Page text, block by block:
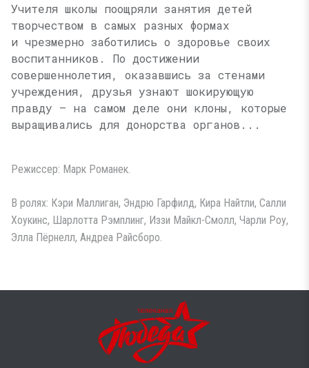
Учителя школы поощряли занятия детей
творчеством в самых разных формах
и чрезмерно заботились о здоровье своих
воспитанников. По достижении
совершеннолетия, оказавшись за стенами
учреждения, друзья узнают шокирующую
правду — на самом деле они клоны, которые
выращивались для донорства органов...
Режиссер: Марк Романек.
В ролях: Кэри Маллиган, Эндрю Гарфилд, Кира Найтли, Салли
Хоукинс, Шарлотта Рэмплинг, Иззи Майкл-Смолл, Чарли Роу,
Элла Пёрнелл, Андреа Райсборо.